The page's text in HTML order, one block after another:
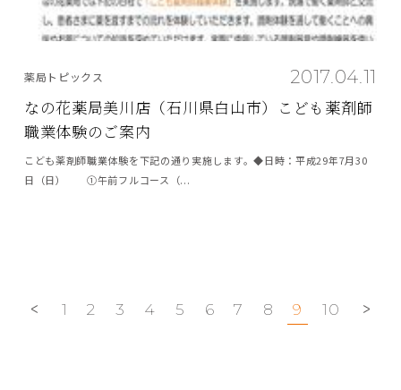
2017.04.11
薬局トピックス
なの花薬局美川店（石川県白山市）こども薬剤師
職業体験のご案内
こども薬剤師職業体験を下記の通り実施します。◆日時：平成29年7月30
日（日） ①午前フルコース（...
1 2 3 4 5 6 7 8 9 10